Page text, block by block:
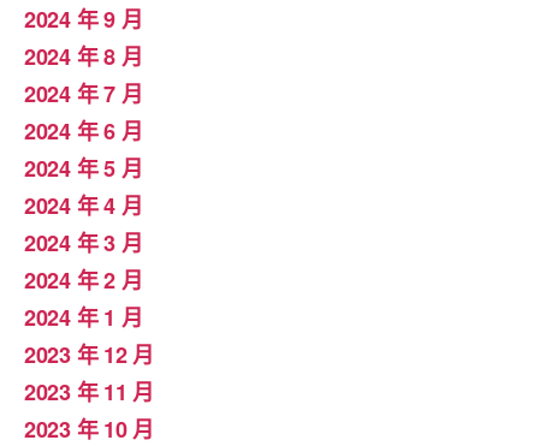
2024 年 9 月
2024 年 8 月
2024 年 7 月
2024 年 6 月
2024 年 5 月
2024 年 4 月
2024 年 3 月
2024 年 2 月
2024 年 1 月
2023 年 12 月
2023 年 11 月
2023 年 10 月